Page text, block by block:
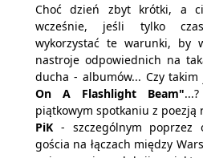
Choć dzień zbyt krótki, a
wcześnie, jeśli tylko
wykorzystać te warunki, by
nastroje odpowiednich na
ducha - albumów... Czy takim
On A Flashlight Beam"
piątkowym spotkaniu z poezją
PiK - szczególnym poprzez
gościa na łączach między